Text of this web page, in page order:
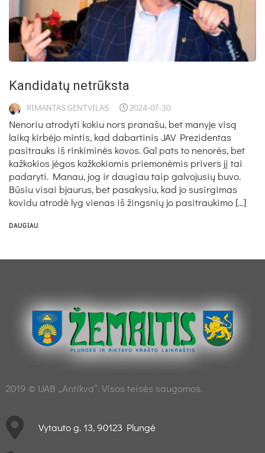
Kandidatų netrūksta
RIMANTAS GENTVILAS 2024-07-30
Nenoriu atrodyti kokiu nors pranašu, bet manyje visą
laiką kirbėjo mintis, kad dabartinis JAV Prezidentas
pasitrauks iš rinkiminės kovos. Gal pats to nenorės, bet
kažkokios jėgos kažkokiomis priemonėmis privers jį tai
padaryti. Manau, jog ir daugiau taip galvojusių buvo.
Būsiu visai bjaurus, bet pasakysiu, kad jo susirgimas
kovidu atrodė lyg vienas iš žingsnių jo pasitraukimo […]
DAUGIAU
2019 © UAB „Antikva“. Visos teisės saugomos.
Vytauto g. 13, 90123 Plungė